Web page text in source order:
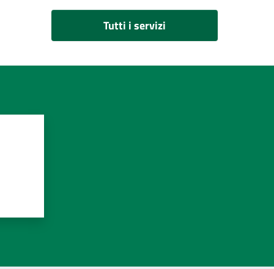
Tutti i servizi